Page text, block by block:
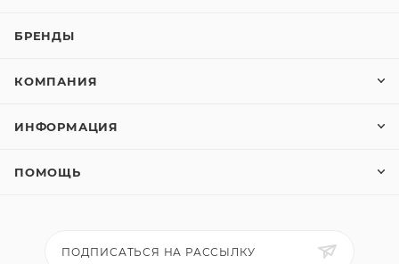
БРЕНДЫ
КОМПАНИЯ
ИНФОРМАЦИЯ
ПОМОЩЬ
ПОДПИСАТЬСЯ НА РАССЫЛКУ